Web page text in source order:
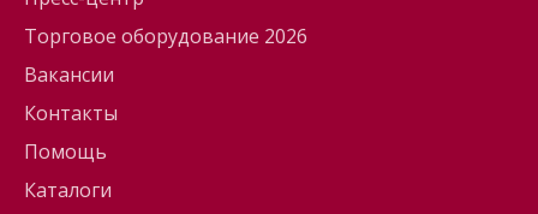
Торговое оборудование 2026
Вакансии
Контакты
Помощь
Каталоги